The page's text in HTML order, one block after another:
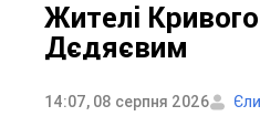
Жителі
Дєдяєвим
14:07, 08 серпня 2026